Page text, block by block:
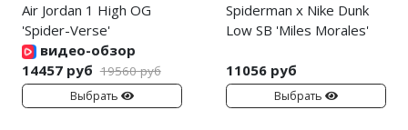
Air Jordan 1 High OG
'Spider-Verse'
видео-обзор
14457 руб 19560 руб
Выбрать
Spiderman x Nike Dunk
Low SB 'Miles Morales'
11056 руб
Выбрать